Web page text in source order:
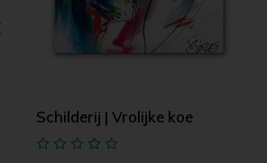
Schilderij | Vrolijke koe